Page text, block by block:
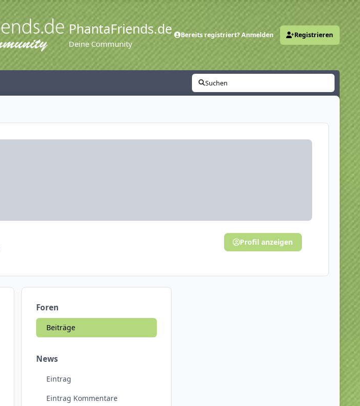
PhantaFriends.de
Deine Community
Bereits registriert? Anmelden Registrieren
Suchen
Profil anzeigen
Foren
Beiträge
News
Eintrag
Eintrag Kommentare